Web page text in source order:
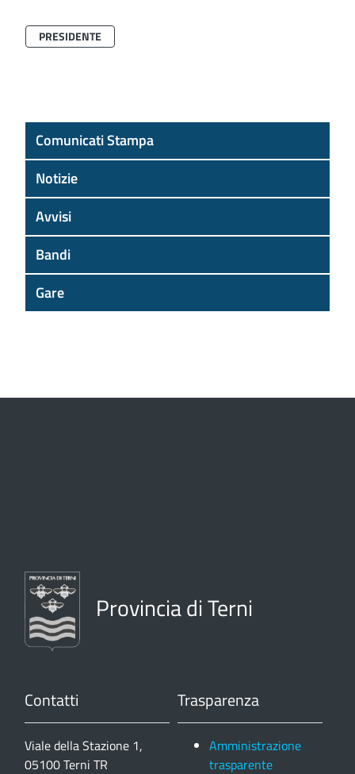
PRESIDENTE
Comunicati Stampa
Notizie
Avvisi
Bandi
Gare
Provincia di Terni
Contatti
Viale della Stazione 1,
05100 Terni TR
Trasparenza
Amministrazione
trasparente